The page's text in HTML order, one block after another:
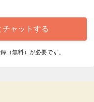
ャットする
（無料）が必要です。